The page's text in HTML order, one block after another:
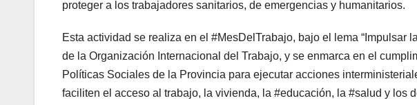
proteger a los trabajadores sanitarios, de emergencias y humanitarios.
Esta actividad se realiza en el #MesDelTrabajo, bajo el lema “Impulsar
de la Organización Internacional del Trabajo, y se enmarca en el
Políticas Sociales de la Provincia para ejecutar acciones
faciliten el acceso al trabajo, la vivienda, la #educación, la #salud y los